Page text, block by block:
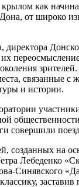
как
от широко
директора
связанные
и истории.
совершили
созданных на
Лебеденко
Синявского